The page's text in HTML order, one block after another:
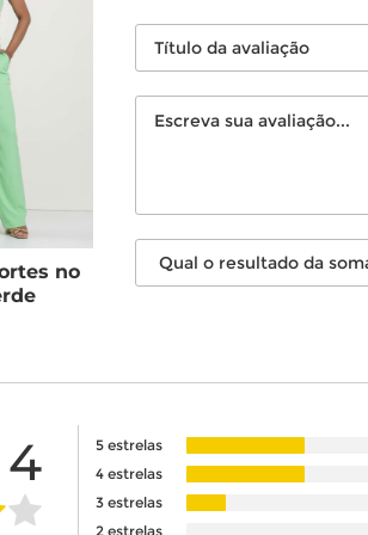
no
4 5 estrelas
4 estrelas
3 estrelas
2 estrelas